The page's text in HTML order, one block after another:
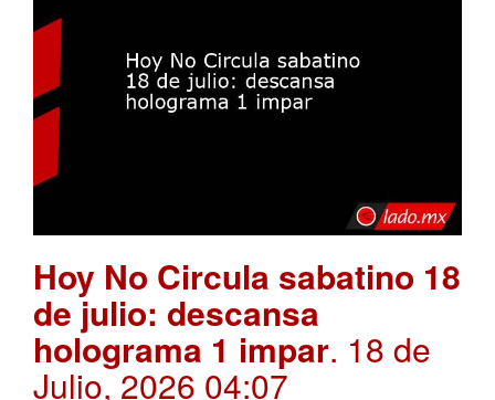
Hoy No Circula sabatino 18
de julio: descansa
holograma 1 impar. 18 de
Julio, 2026 04:07